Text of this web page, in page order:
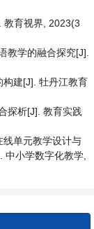
教育视界, 2023(3
教学的融合探究[J].
建[J]. 牡丹江教育
探析[J]. 教育实践
单元教学设计与
小学数字化教学,